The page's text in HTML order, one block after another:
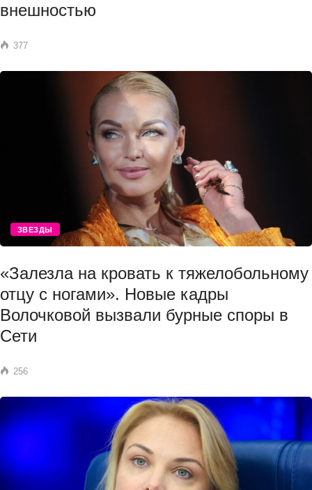
внешностью
377
ЗВЕЗДЫ
«Залезла на кровать к тяжелобольному
отцу с ногами». Новые кадры
Волочковой вызвали бурные споры в
Сети
256